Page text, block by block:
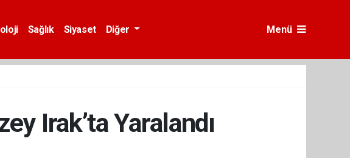
Sağlık Siyaset Diğer Menü
Irak’ta Yaralandı